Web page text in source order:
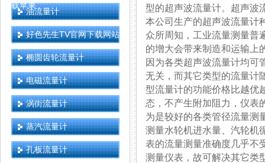
载苹果
油流量计
好色先生TV官网下载网站
椭圆齿轮流量计
电磁流量计
涡街流量计
蒸汽流量计
孔板流量计
型的超声波流量计。超声
本公司生产的超声波流量计种
众所周知，工业流量测量
的增大会带来制造和运输上的困
因为各类超声波流量计均可
无关，而其它类型的流量
型流量计的功能价格比越优
态，不产生附加阻力
为是较好的各类管径流量测量
测量水轮机进水量、汽轮机
表的流量测量准确度几乎不受
测量仪表，故可解决其它类